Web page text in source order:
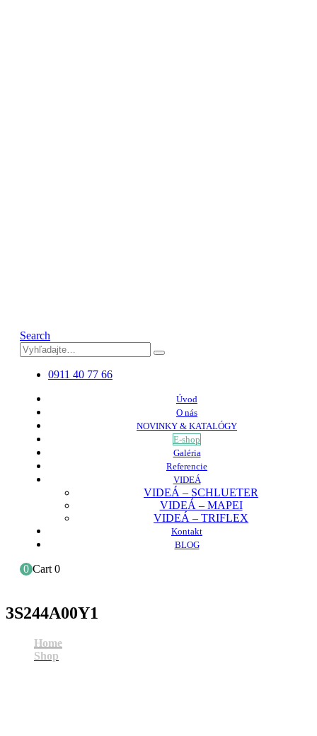
Search
0911 40 77 66
Úvod
O nás
NOVINKY & KATALÓGY
E-shop
Galéria
Referencie
VIDEÁ
VIDEÁ – SCHLUETER
VIDEÁ – MAPEI
VIDEÁ – TRIFLEX
Kontakt
BLOG
0 Cart 0
3S244A00Y1
Home
Shop